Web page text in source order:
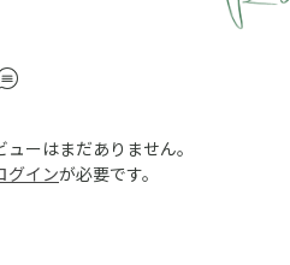
ーはまだありません。
グインが必要です。